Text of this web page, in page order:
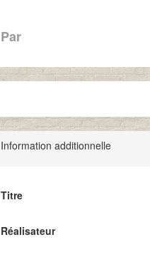
Par
Information additionnelle
Titre
Réalisateur